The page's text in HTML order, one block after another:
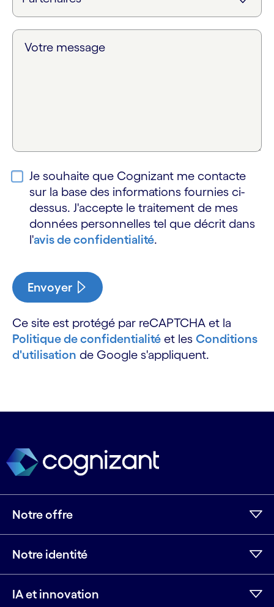
Votre message
Je souhaite que Cognizant me contacte
sur la base des informations fournies ci-
dessus. J'accepte le traitement de mes
données personnelles tel que décrit dans
l'avis de confidentialité.
Envoyer
Ce site est protégé par reCAPTCHA et la
Politique de confidentialité et les Conditions
d'utilisation de Google s'appliquent.
Notre offre
Notre identité
IA et innovation